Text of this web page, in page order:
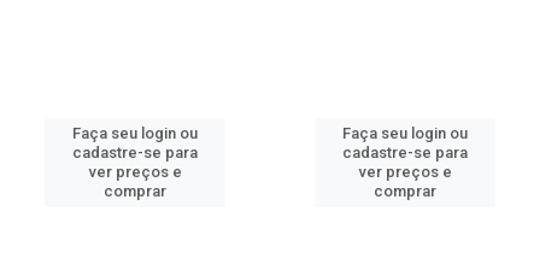
Faça seu login ou
cadastre-se para
ver preços e
comprar
Faça seu login ou
cadastre-se para
ver preços e
comprar